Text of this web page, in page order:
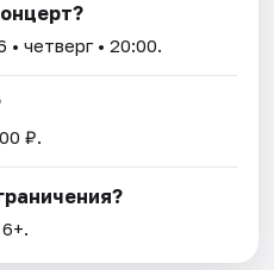
• четверг • 20:00.
₽.